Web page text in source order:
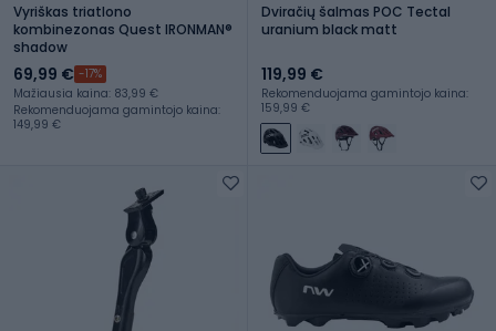
Vyriškas triatlono
kombinezonas Quest IRONMAN®
shadow
69,99 € -17%
Mažiausia kaina: 83,99 €
Rekomenduojama gamintojo kaina:
149,99 €
Dviračių šalmas POC Tectal
uranium black matt
119,99 €
Rekomenduojama gamintojo kaina:
159,99 €